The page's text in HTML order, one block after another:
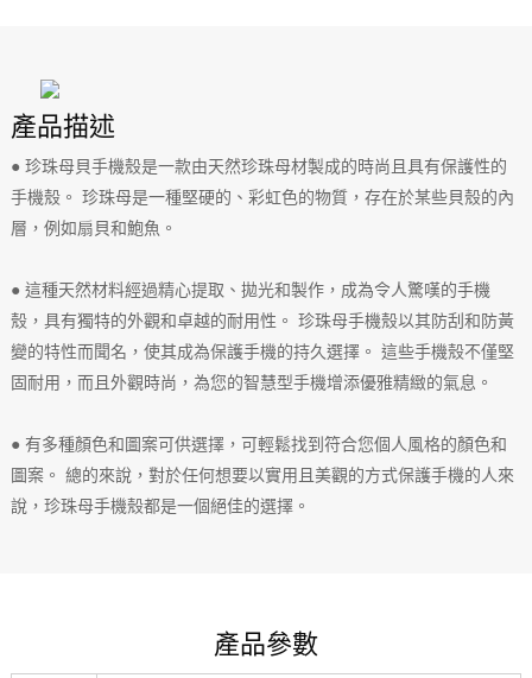
產品描述
● 珍珠母貝手機殼是一款由天然珍珠母材製成的時尚且具有保護性的
手機殼。 珍珠母是一種堅硬的、彩虹色的物質，存在於某些貝殼的內
層，例如扇貝和鮑魚。
● 這種天然材料經過精心提取、拋光和製作，成為令人驚嘆的手機
殼，具有獨特的外觀和卓越的耐用性。 珍珠母手機殼以其防刮和防黃
變的特性而聞名，使其成為保護手機的持久選擇。 這些手機殼不僅堅
固耐用，而且外觀時尚，為您的智慧型手機增添優雅精緻的氣息。
● 有多種顏色和圖案可供選擇，可輕鬆找到符合您個人風格的顏色和
圖案。 總的來說，對於任何想要以實用且美觀的方式保護手機的人來
說，珍珠母手機殼都是一個絕佳的選擇。
產品參數